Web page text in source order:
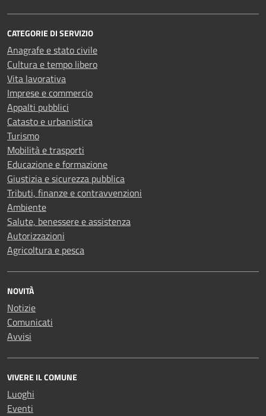
CATEGORIE DI SERVIZIO
Anagrafe e stato civile
Cultura e tempo libero
Vita lavorativa
Imprese e commercio
Appalti pubblici
Catasto e urbanistica
Turismo
Mobilità e trasporti
Educazione e formazione
Giustizia e sicurezza pubblica
Tributi, finanze e contravvenzioni
Ambiente
Salute, benessere e assistenza
Autorizzazioni
Agricoltura e pesca
NOVITÀ
Notizie
Comunicati
Avvisi
VIVERE IL COMUNE
Luoghi
Eventi